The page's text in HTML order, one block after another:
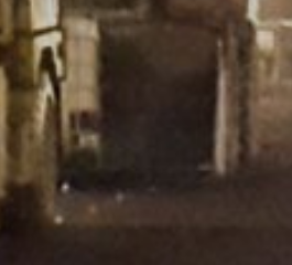
Disable Google Analytics
Viac informácií týkajúcich sa
https://support.google.com/analytics/
Spracovanie údajov o zákazke
So spoločnosťou Google sme uzavreli
nariadenia nemeckých úradov na
You Tube
Naša webová stránka používa pluginy
Cherry Ave., San Bruno, CA 94066,
Nahrajte svoj životopis
Celková veľkosť súboru:
Súhlasím so
Táto stránka je chránená